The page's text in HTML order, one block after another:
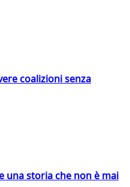
coalizioni senza
una storia che non è mai